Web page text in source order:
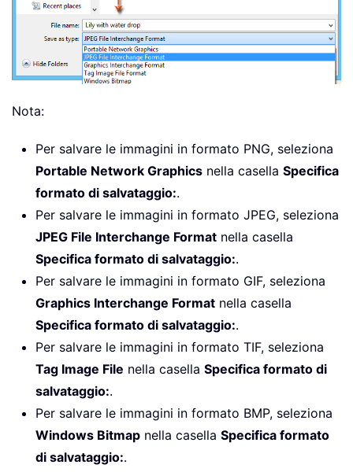
Nota:
Per salvare le immagini in formato PNG, seleziona
Portable Network Graphics nella casella Specifica
formato di salvataggio:.
Per salvare le immagini in formato JPEG, seleziona
JPEG File Interchange Format nella casella
Specifica formato di salvataggio:.
Per salvare le immagini in formato GIF, seleziona
Graphics Interchange Format nella casella
Specifica formato di salvataggio:.
Per salvare le immagini in formato TIF, seleziona
Tag Image File nella casella Specifica formato di
salvataggio:.
Per salvare le immagini in formato BMP, seleziona
Windows Bitmap nella casella Specifica formato
di salvataggio:.